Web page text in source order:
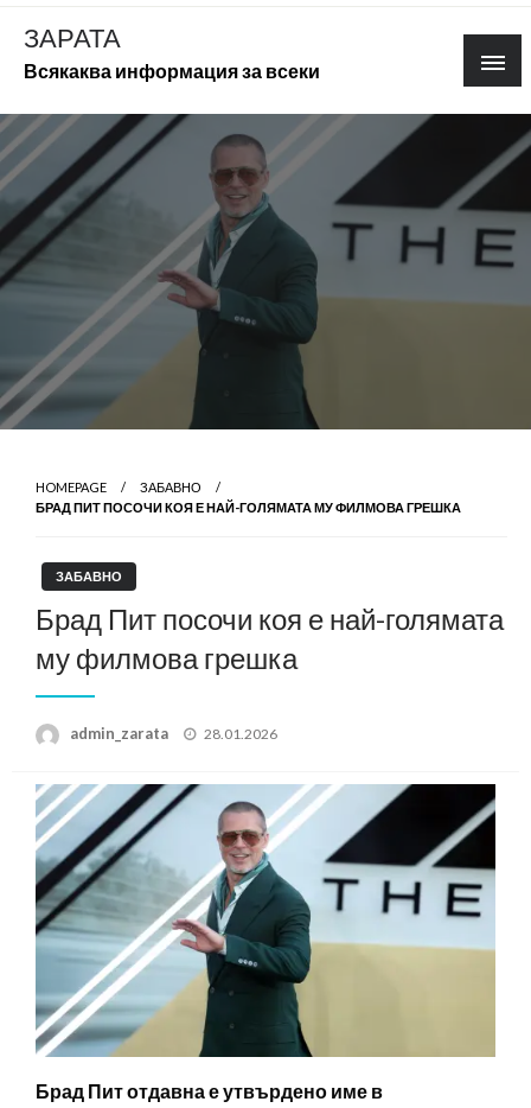
Skip
content
ЗАРАТА
Всякаква информация за всеки
HOMEPAGE
ЗАБАВНО
БРАД ПИТ ПОСОЧИ КОЯ Е НАЙ-ГОЛЯМАТА МУ ФИЛМОВА ГРЕШКА
ЗАБАВНО
Брад Пит посочи коя е най-голямата
му филмова грешка
admin_zarata
Posted
28.01.2026
Брад Пит отдавна е утвърдено име в